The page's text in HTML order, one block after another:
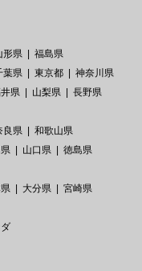
形県
福島県
葉県 東京都
神奈川県
県 山梨県
長野県
良県
和歌山県
山口県
徳島県
大分県
宮崎県